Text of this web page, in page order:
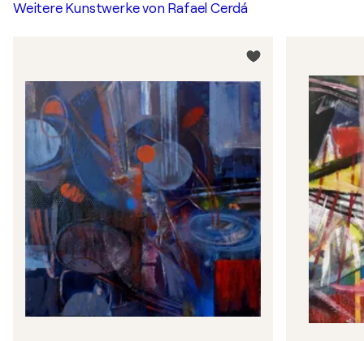
Weitere Kunstwerke von Rafael Cerdá